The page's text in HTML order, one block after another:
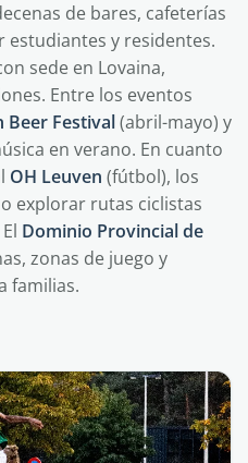
de bares, cafeterías
y residentes.
sede en Lovaina,
Entre los eventos
Beer Festival(abril-mayo) y
en verano. En cuanto
OH Leuven (fútbol), los
explorar rutas ciclistas
Dominio Provincial de
zonas de juego y
familias.